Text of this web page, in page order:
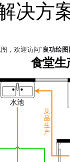
决方